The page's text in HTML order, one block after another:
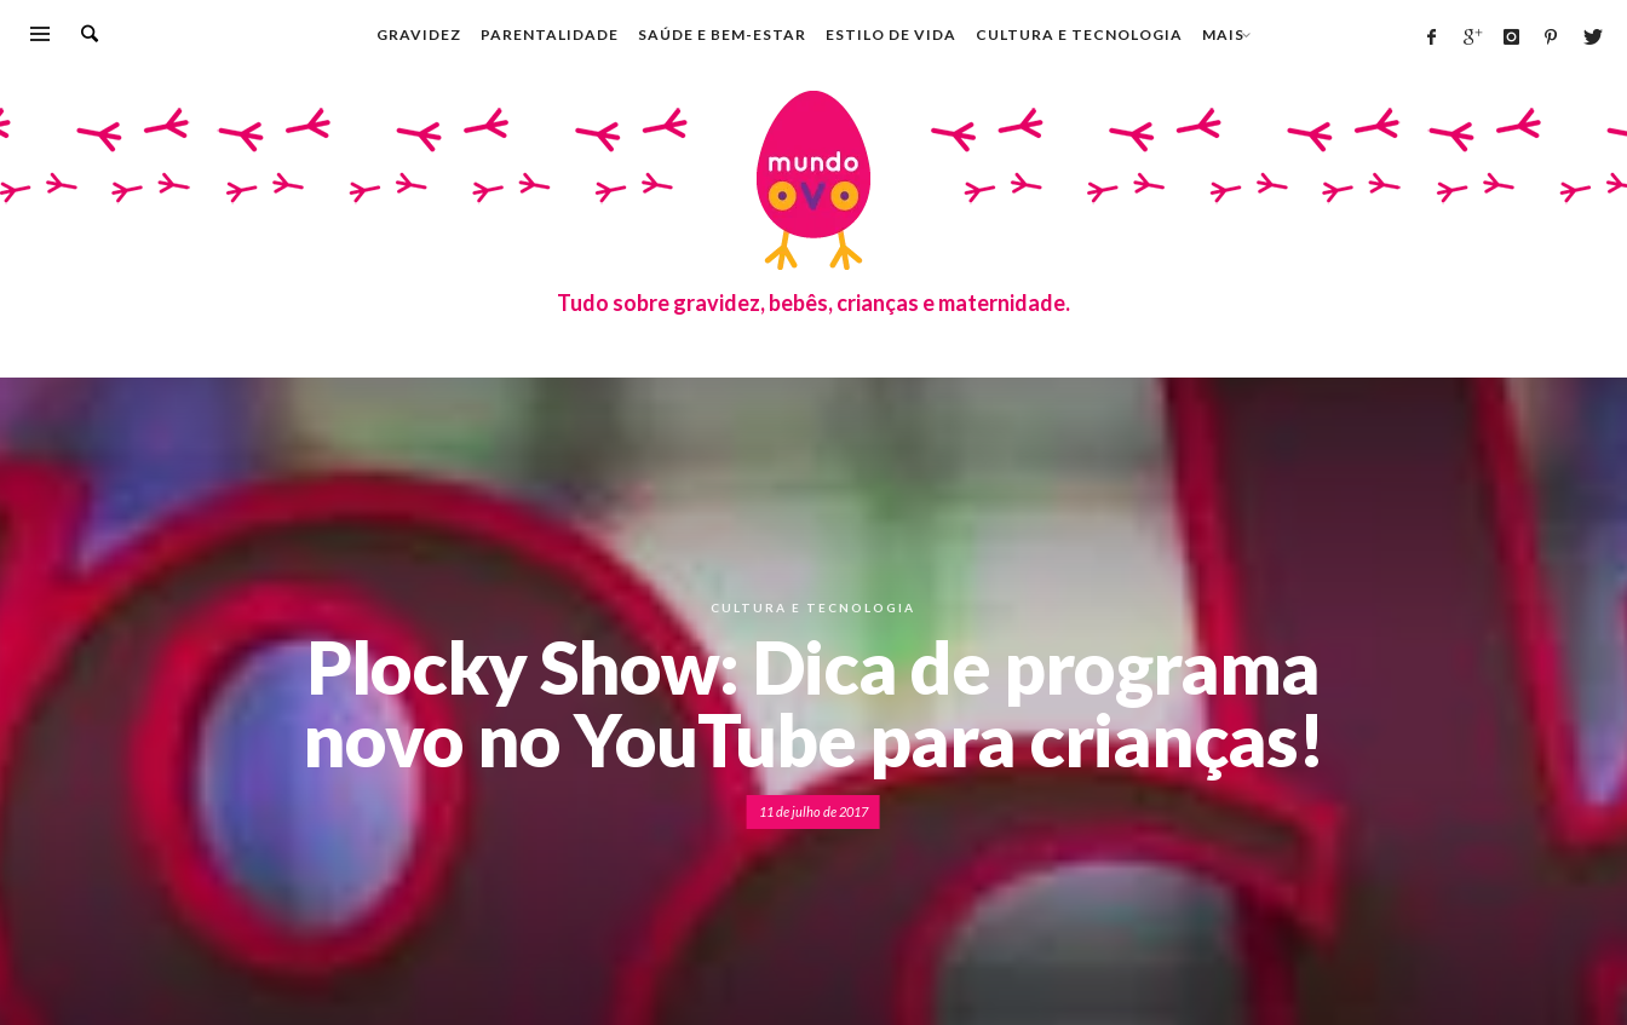
GRAVIDEZ PARENTALIDADE SAÚDE E BEM-ESTAR ESTILO DE VIDA CULTURA E TECNOLOGIA MAIS
Tudo sobre gravidez, bebês, crianças e maternidade.
CULTURA E TECNOLOGIA
Plocky Show: Dica de programa
novo no YouTube para crianças!
11 de julho de 2017